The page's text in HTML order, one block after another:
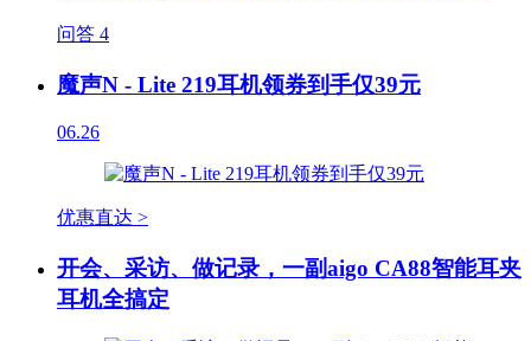
问答 4
魔声N - Lite 219耳机领券到手仅39元
06.26
优惠直达 >
开会、采访、做记录，一副aigo CA88智能耳夹
耳机全搞定